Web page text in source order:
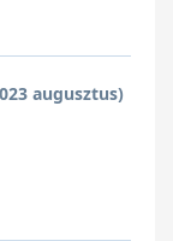
augusztus)